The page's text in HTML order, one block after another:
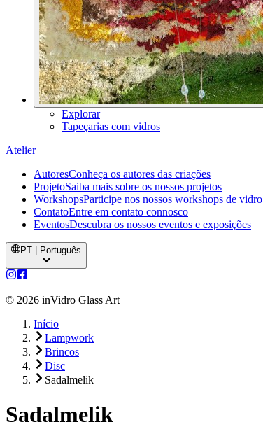
Explorar
Tapeçarias com vidros
Atelier
AutoresConheça os autores das criações
ProjetoSaiba mais sobre os nossos projetos
WorkshopsParticipe nos nossos workshops de vidro
ContatoEntre em contato connosco
EventosDescubra os nossos eventos e exposições
PT | Português
© 2026 inVidro Glass Art
Início
Lampwork
Brincos
Disc
Sadalmelik
Sadalmelik